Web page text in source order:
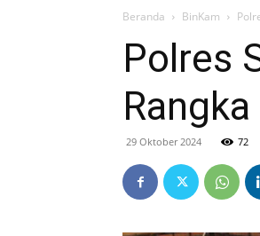
Beranda BinKam
Polres
29 Oktober 2024 72